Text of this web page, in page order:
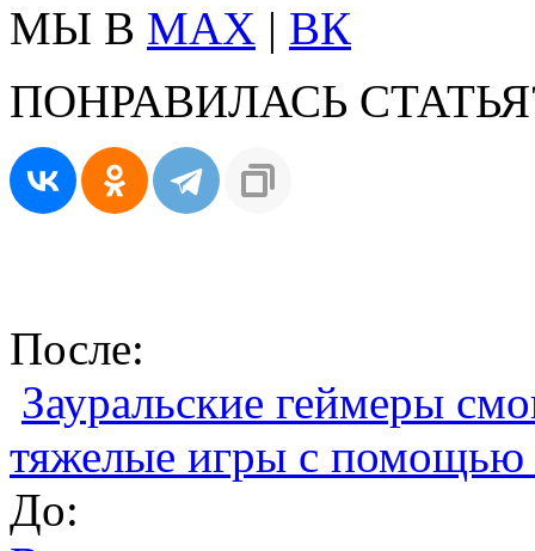
МЫ В MAX | ВК
ПОНРАВИЛАСЬ
После:
Зауральские геймеры
тяжелые игры с
До: